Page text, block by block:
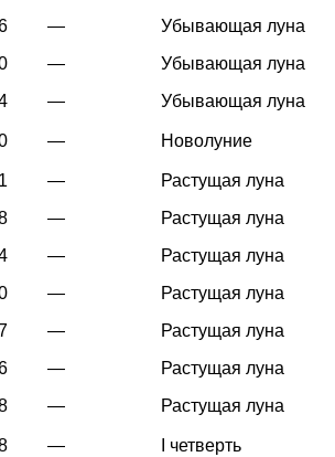
— Убывающая луна
— Убывающая луна
— Убывающая луна
— Новолуние
— Растущая луна
— Растущая луна
— Растущая луна
— Растущая луна
— Растущая луна
— Растущая луна
— Растущая луна
— I четверть